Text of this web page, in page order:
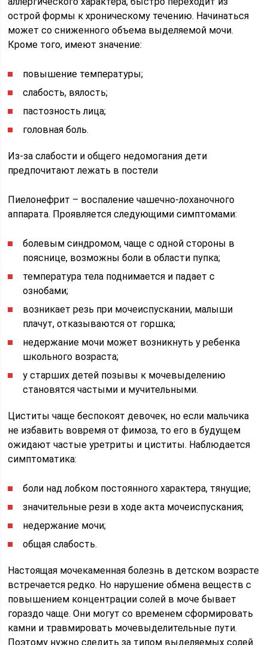
острой формы к хроническому течению. Начинаться
может со сниженного объема выделяемой мочи.
Кроме того, имеют значение:
повышение температуры;
слабость, вялость;
пастозность лица;
головная боль.
Из-за слабости и общего недомогания дети
предпочитают лежать в постели
Пиелонефрит – воспаление чашечно-лоханочного
аппарата. Проявляется следующими симптомами:
болевым синдромом, чаще с одной стороны в
пояснице, возможны боли в области пупка;
температура тела поднимается и падает с
ознобами;
возникает резь при мочеиспускании, малыши
плачут, отказываются от горшка;
недержание мочи может возникнуть у ребенка
школьного возраста;
у старших детей позывы к мочевыделению
становятся частыми и мучительными.
Циститы чаще беспокоят девочек, но если мальчика
не избавить вовремя от фимоза, то его в будущем
ожидают частые уретриты и циститы. Наблюдается
симптоматика:
боли над лобком постоянного характера, тянущие;
значительные рези в ходе акта мочеиспускания;
недержание мочи;
общая слабость.
Настоящая мочекаменная болезнь в детском возрасте
встречается редко. Но нарушение обмена веществ с
повышением концентрации солей в моче бывает
гораздо чаще. Они могут со временем сформировать
камни и травмировать мочевыделительные пути.
Поэтому нужно следить за типом выделяемых солей.